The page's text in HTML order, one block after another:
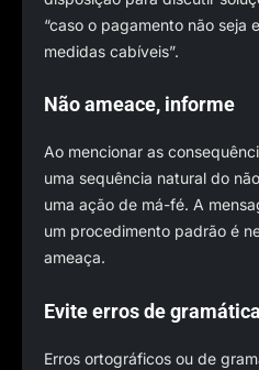
“caso o pagamento não seja
medidas cabíveis”.
Não ameace, informe
Ao mencionar as
uma sequência natural do
uma ação de má-fé. A
um procedimento padrão é
ameaça.
Evite erros de gramática
Erros ortográficos ou de